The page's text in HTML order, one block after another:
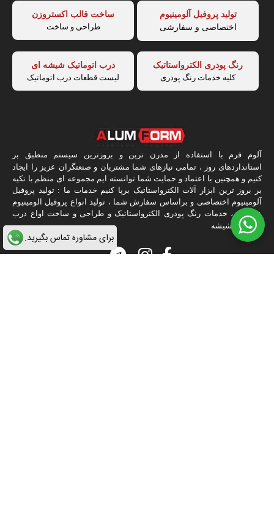
برای مشاوره تماس بگیرید.
تولید پروفیل آلومینیوم
اختصاصی و سفارشی
ساخت قالب اکستروزن
طراحی و ساخت
رنگ پودری الکترواستاتیک
کلیه خدمات رنگ پودری
درب اتوماتیک شیشه ای
لیست قطعات درب اتوماتیک
آلوم فرم با استفاده از مدرن ترین و بروزترین سیستم منطبق بر
استانداردهای روز ، تمامی نیازهای شما مشتریان و صنعتگران عزیز را ایجاد
کنیم و همچنین با اعتماد و حمایت شما توانسته ایم مجموعه ای منظم با تکیه
بر بروز ترین ابزار آلات الکترواستاتیک برپا کنیم خدمات ما : تولید پروفیل
آلومینیوم اختصاصی و براساس سفارش شما ، تولید انواع پروفیل الومینیوم
عمومی ، خدمات رنگ پودری الکترواستاتیک و طراحی و ساخت اواع درب
اتوماتیک شیشه